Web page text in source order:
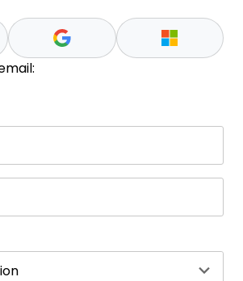
purposes and should be